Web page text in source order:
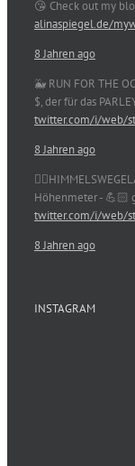
😘 Check out my
alinaspiegel.de/
8 Jahren ago
🐳 RUN FOR THE
$, der für das
twitter.com/i/web/
8 Jahren ago
Höhenmeter - 💪🏻
twitter.com/i/web/
8 Jahren ago
INSTAGRAM